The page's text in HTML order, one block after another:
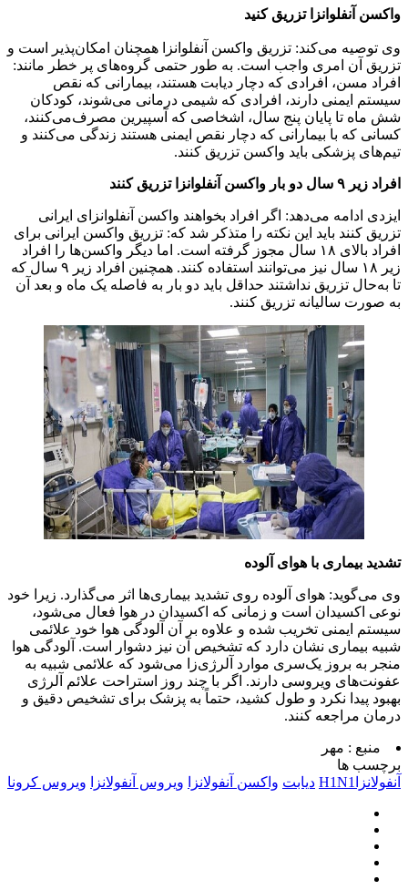
واکسن آنفلوانزا تزریق کنید
وی توصیه می‌کند: تزریق واکسن آنفلوانزا همچنان امکان‌پذیر است و
تزریق آن امری واجب است. به طور حتمی گروه‌های پر خطر مانند:
افراد مسن، افرادی که دچار دیابت هستند، بیمارانی که نقص
سیستم ایمنی دارند، افرادی که شیمی درمانی می‌شوند، کودکان
شش ماه تا پایان پنج سال، اشخاصی که آسپیرین مصرف‌می‌کنند،
کسانی که با بیمارانی که دچار نقص ایمنی هستند زندگی می‌کنند و
تیم‌های پزشکی باید واکسن تزریق کنند.
افراد زیر ۹ سال دو بار واکسن آنفلوانزا تزریق کنند
ایزدی ادامه می‌دهد: اگر افراد بخواهند واکسن آنفلوانزای ایرانی
تزریق کنند باید این نکته را متذکر شد که: تزریق واکسن ایرانی برای
افراد بالای ۱۸ سال مجوز گرفته است. اما دیگر واکسن‌ها را افراد
زیر ۱۸ سال نیز می‌توانند استفاده کنند. همچنین افراد زیر ۹ سال که
تا به‌حال تزریق نداشتند حداقل باید دو بار به فاصله یک ماه و بعد آن
به صورت سالیانه تزریق کنند.
تشدید بیماری با هوای آلوده
وی می‌گوید: هوای آلوده روی تشدید بیماری‌ها اثر می‌گذارد. زیرا خود
نوعی اکسیدان است و زمانی که اکسیدان در هوا فعال می‌شود،
سیستم ایمنی تخریب شده و علاوه بر آن آلودگی هوا خود علائمی
شبیه بیماری نشان دارد که تشخیص آن نیز دشوار است. آلودگی هوا
منجر به بروز یک‌سری موارد آلرژی‌زا می‌شود که علائمی شبیه به
عفونت‌های ویروسی دارند. اگر با چند روز استراحت علائم آلرژی
بهبود پیدا نکرد و طول کشید، حتماً به پزشک برای تشخیص دقیق و
درمان مراجعه کنند.
منبع : مهر
برچسب ها
آنفولانزاH1N1
دیابت واکسن آنفولانزا ویروس آنفولانزا ویروس کرونا